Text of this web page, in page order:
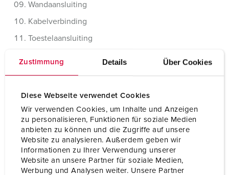
Zustimmung Details Über Cookies
Diese Webseite verwendet Cookies
Wir verwenden Cookies, um Inhalte und Anzeigen
zu personalisieren, Funktionen für soziale Medien
anbieten zu können und die Zugriffe auf unsere
Website zu analysieren. Außerdem geben wir
Informationen zu Ihrer Verwendung unserer
Website an unsere Partner für soziale Medien,
Werbung und Analysen weiter. Unsere Partner
Wandaansluiting
Kabelverbinding
Toestelaansluiting
FAQ's, technische ondersteuning, scholingen en
werkbezoeken
U hebt nog meer vragen over thema's van de
elektrotechniek en ons contactmateriaal? Kijk eens naar
onze FAQ-pagina! Wanneer u hier niets vindt, helpt onze
technische ondersteuning u graag verder.